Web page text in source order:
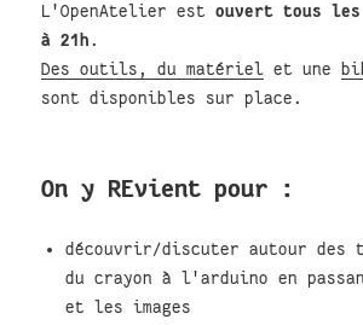
L'OpenAtelier estouvert tous les
à 21h .
Des outils, du matériel et une
sont disponibles sur place.
On y REvient pour :
découvrir/discuter autour des
du crayon à l'arduino en
et les images